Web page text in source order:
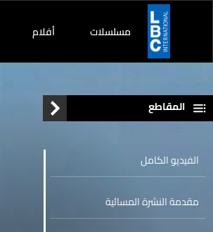
مسلسلات أفلام
المقاطع
الفيديو الكامل
مقدمة النشرة المسائية